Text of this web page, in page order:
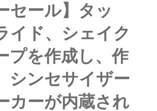
セール】タッ
イド、シェイク
プを作成し、作
シンセサイザー
カーが内蔵され